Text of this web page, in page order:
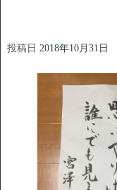
投稿日 2018年10月31日